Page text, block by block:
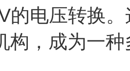
的电压转换
构，成为一